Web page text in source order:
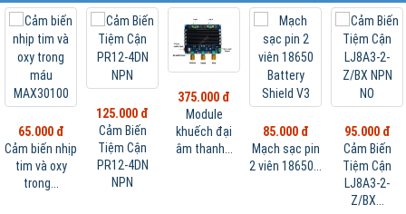
65.000 đ
Cảm biến nhịp
tim và oxy
trong...
125.000 đ
Cảm Biến
Tiệm Cận
PR12-4DN
NPN
375.000 đ
Module
khuếch đại
âm thanh...
85.000 đ
Mạch sạc pin
2 viên 18650...
95.000 đ
Cảm Biến
Tiệm Cận
LJ8A3-2-
Z/BX...